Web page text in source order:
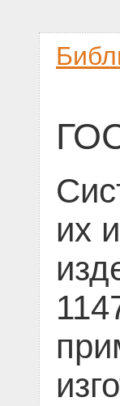
их